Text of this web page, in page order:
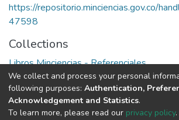
https://repositorio.minciencias.gov.co/
47598
Collections
Libros Minciencias - Referenciales
Full item page
We collect and process your personal
following purposes: Authentication,
Acknowledgement and Statistics.
To learn more, please read our privacy policy.